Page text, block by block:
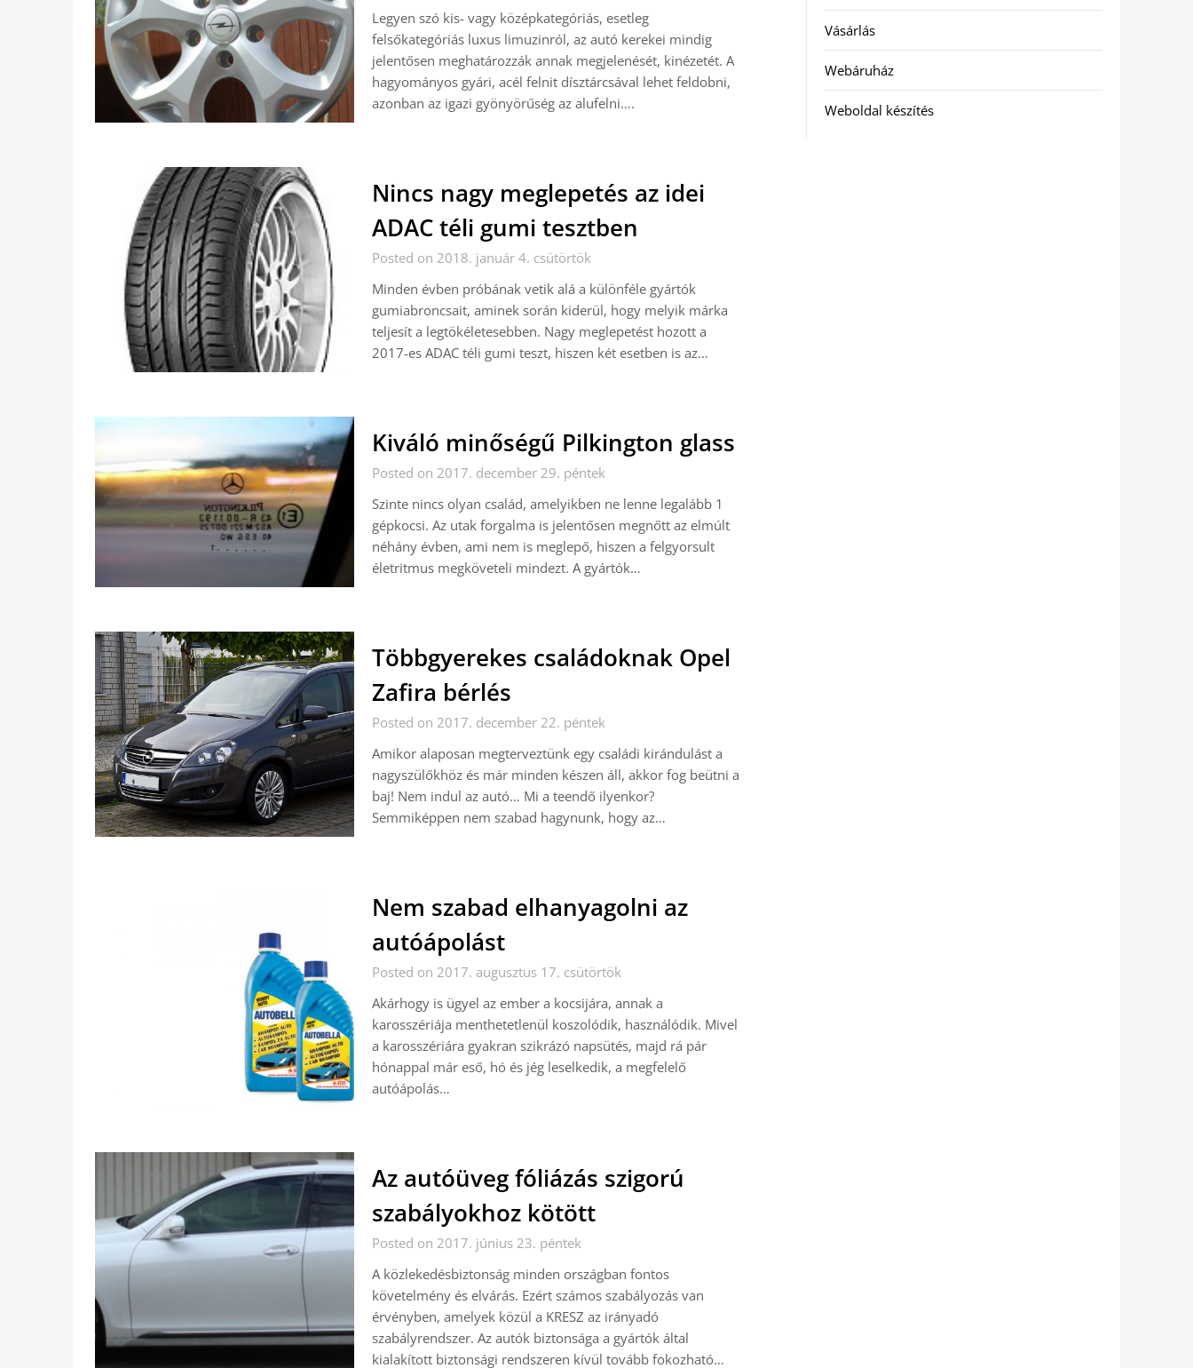
Legyen szó kis- vagy középkategóriás, esetleg
felsőkategóriás luxus limuzinról, az autó kerekei mindig
jelentősen meghatározzák annak megjelenését, kinézetét. A
hagyományos gyári, acél felnit dísztárcsával lehet feldobni,
azonban az igazi gyönyörűség az alufelni….
Nincs nagy meglepetés az idei
ADAC téli gumi tesztben
Posted on 2018. január 4. csütörtök
Minden évben próbának vetik alá a különféle gyártók
gumiabroncsait, aminek során kiderül, hogy melyik márka
teljesít a legtökéletesebben. Nagy meglepetést hozott a
2017-es ADAC téli gumi teszt, hiszen két esetben is az…
Kiváló minőségű Pilkington glass
Posted on 2017. december 29. péntek
Szinte nincs olyan család, amelyikben ne lenne legalább 1
gépkocsi. Az utak forgalma is jelentősen megnőtt az elmúlt
néhány évben, ami nem is meglepő, hiszen a felgyorsult
életritmus megköveteli mindezt. A gyártók…
Többgyerekes családoknak Opel
Zafira bérlés
Posted on 2017. december 22. péntek
Amikor alaposan megterveztünk egy családi kirándulást a
nagyszülőkhöz és már minden készen áll, akkor fog beütni a
baj! Nem indul az autó… Mi a teendő ilyenkor?
Semmiképpen nem szabad hagynunk, hogy az…
Nem szabad elhanyagolni az
autóápolást
Posted on 2017. augusztus 17. csütörtök
Akárhogy is ügyel az ember a kocsijára, annak a
karosszériája menthetetlenül koszolódik, használódik. Mivel
a karosszériára gyakran szikrázó napsütés, majd rá pár
hónappal már eső, hó és jég leselkedik, a megfelelő
autóápolás…
Az autóüveg fóliázás szigorú
szabályokhoz kötött
Posted on 2017. június 23. péntek
A közlekedésbiztonság minden országban fontos
követelmény és elvárás. Ezért számos szabályozás van
érvényben, amelyek közül a KRESZ az irányadó
szabályrendszer. Az autók biztonsága a gyártók által
kialakított biztonsági rendszeren kívül tovább fokozható…
Vásárlás
Webáruház
Weboldal készítés